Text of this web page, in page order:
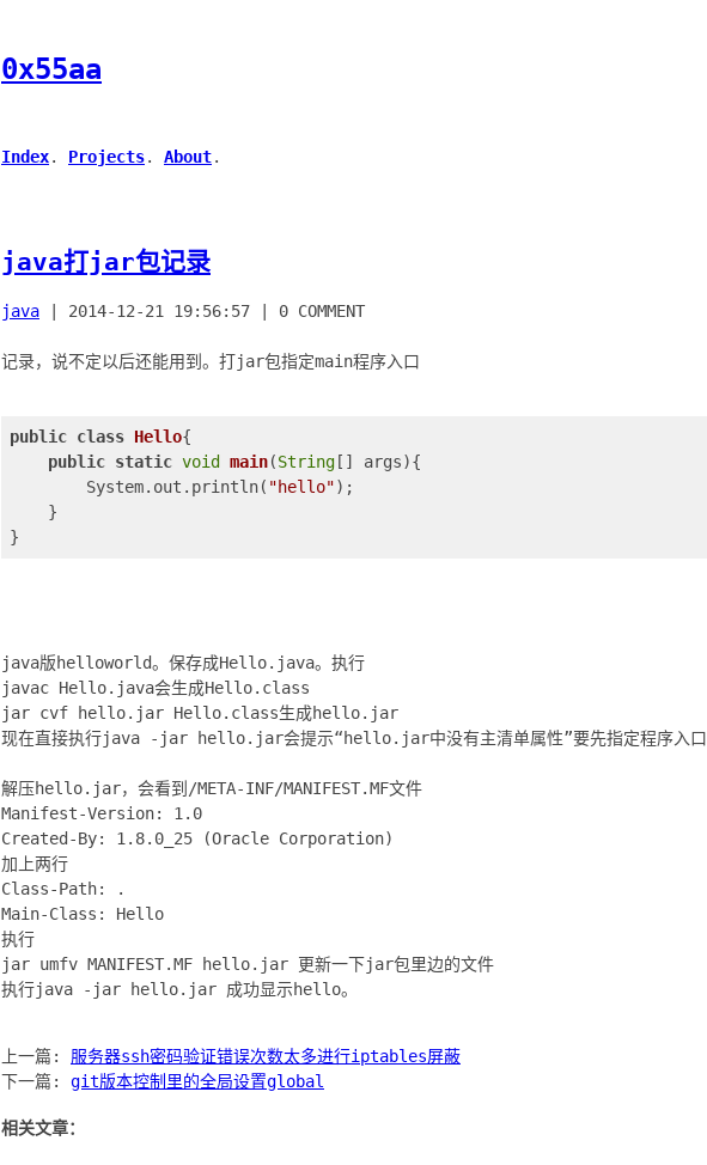
0x55aa
Index. Projects. About.
java打jar包记录
java 2014-12-21 19:56:57 0 COMMENT
记录，说不定以后还能用到。打jar包指定main程序入口
public class Hello{
public static void main(String [] args){
        System.out.println(
"hello");
    }
}
java版helloworld。保存成Hello.java。执行
javac Hello.java会生成Hello.class
jar cvf hello.jar Hello.class生成hello.jar
现在直接执行java -jar hello.jar会提示“hello.jar中没有主清单属性”要先指定程序入口
解压hello.jar，会看到/META-INF/MANIFEST.MF文件
Manifest-Version: 1.0
Created-By: 1.8.0_25 (Oracle Corporation)
加上两行
Class-Path: .
Main-Class: Hello
执行
jar umfv MANIFEST.MF hello.jar 更新一下jar包里边的文件
执行java -jar hello.jar 成功显示hello。
上一篇: 服务器ssh密码验证错误次数太多进行iptables屏蔽
下一篇: git版本控制里的全局设置global
相关文章：